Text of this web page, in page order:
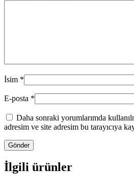
İsim *
E-posta *
Daha sonraki yorumlarımda
adresim ve site adresim bu tarayıcıya
İlgili ürünler